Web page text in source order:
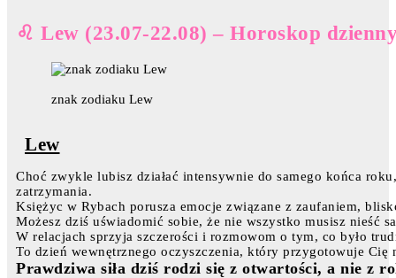
♌ Lew (23.07-22.08) – Horoskop
znak zodiaku Lew
Lew
Choć zwykle lubisz działać intensywnie do samego końca
zatrzymania.
Księżyc w Rybach porusza emocje związane z zaufaniem,
Możesz dziś uświadomić sobie, że nie wszystko musisz nieść
W relacjach sprzyja szczerości i rozmowom o tym, co było
To dzień wewnętrznego oczyszczenia, który przygotowuje Cię
Prawdziwa siła dziś rodzi się z otwartości, a nie z